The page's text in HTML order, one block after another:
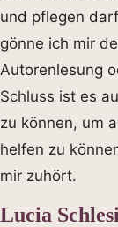
und pflegen
gönne ich mir
Autorenlesung
Schluss ist es
zu können, um
helfen zu
mir zuhört.
Lucia